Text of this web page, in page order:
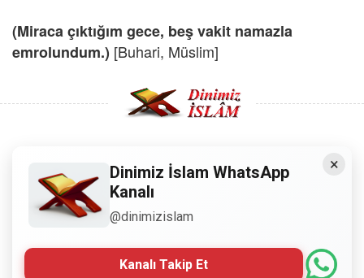
(Miraca çıktığım gece, beş vakit namazla
emrolundum.) [Buhari, Müslim]
Copyright © 2008 - Dinimiz İslam. Her Hakkı Saklıdır.
Sitemizdeki bilgiler, bütün insanların istifadesi için
hazırlanmıştır. Orijinaline sadık kalmak şartıyla, izin
edebilir.
×
Dinimiz İslam WhatsApp
Kanalı
@dinimizislam
Kanalı Takip Et